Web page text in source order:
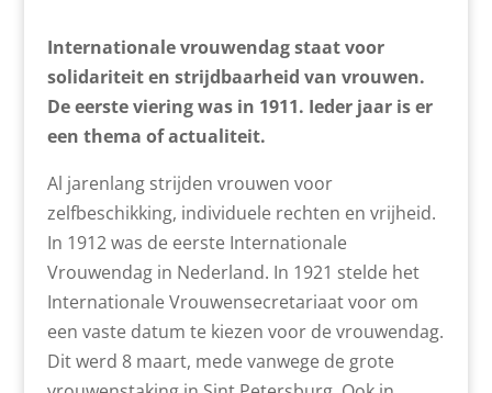
Internationale vrouwendag staat voor
solidariteit en strijdbaarheid van vrouwen.
De eerste viering was in 1911. Ieder jaar is er
een thema of actualiteit.
Al jarenlang strijden vrouwen voor
zelfbeschikking, individuele rechten en vrijheid.
In 1912 was de eerste Internationale
Vrouwendag in Nederland. In 1921 stelde het
Internationale Vrouwensecretariaat voor om
een vaste datum te kiezen voor de vrouwendag.
Dit werd 8 maart, mede vanwege de grote